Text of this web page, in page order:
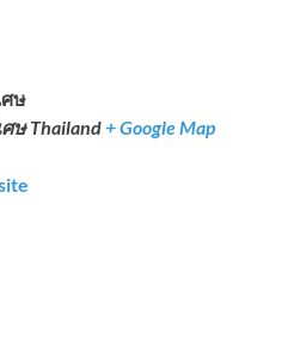
ษ
ศษThailand + Google Map